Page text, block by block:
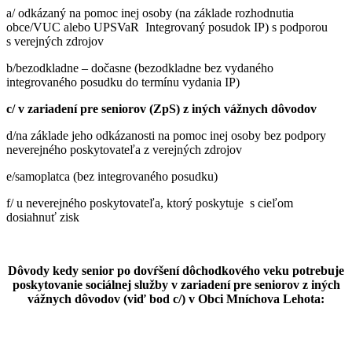
a/ odkázaný na pomoc inej osoby (na základe rozhodnutia
obce/VUC alebo UPSVaR Integrovaný posudok IP) s podporou
s verejných zdrojov
b/bezodkladne – dočasne (bezodkladne bez vydaného
integrovaného posudku do termínu vydania IP)
c/ v zariadení pre seniorov (ZpS) z iných vážnych dôvodov
d/na základe jeho odkázanosti na pomoc inej osoby bez podpory
neverejného poskytovateľa z verejných zdrojov
e/samoplatca (bez integrovaného posudku)
f/ u neverejného poskytovateľa, ktorý poskytuje s cieľom
dosiahnuť zisk
Dôvody kedy senior po dovŕšení dôchodkového veku potrebuje
poskytovanie sociálnej služby v zariadení pre seniorov z iných
vážnych dôvodov (viď bod c/) v Obci Mníchova Lehota: